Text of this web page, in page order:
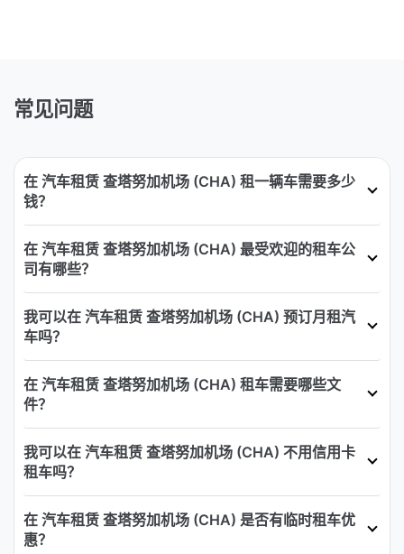
常见问题
在 汽车租赁 查塔努加机场 (CHA) 租一辆车需要多少
钱？
在 汽车租赁 查塔努加机场 (CHA) 最受欢迎的租车公
司有哪些？
我可以在 汽车租赁 查塔努加机场 (CHA) 预订月租汽
车吗？
在 汽车租赁 查塔努加机场 (CHA) 租车需要哪些文
件？
我可以在 汽车租赁 查塔努加机场 (CHA) 不用信用卡
租车吗？
在 汽车租赁 查塔努加机场 (CHA) 是否有临时租车优
惠？